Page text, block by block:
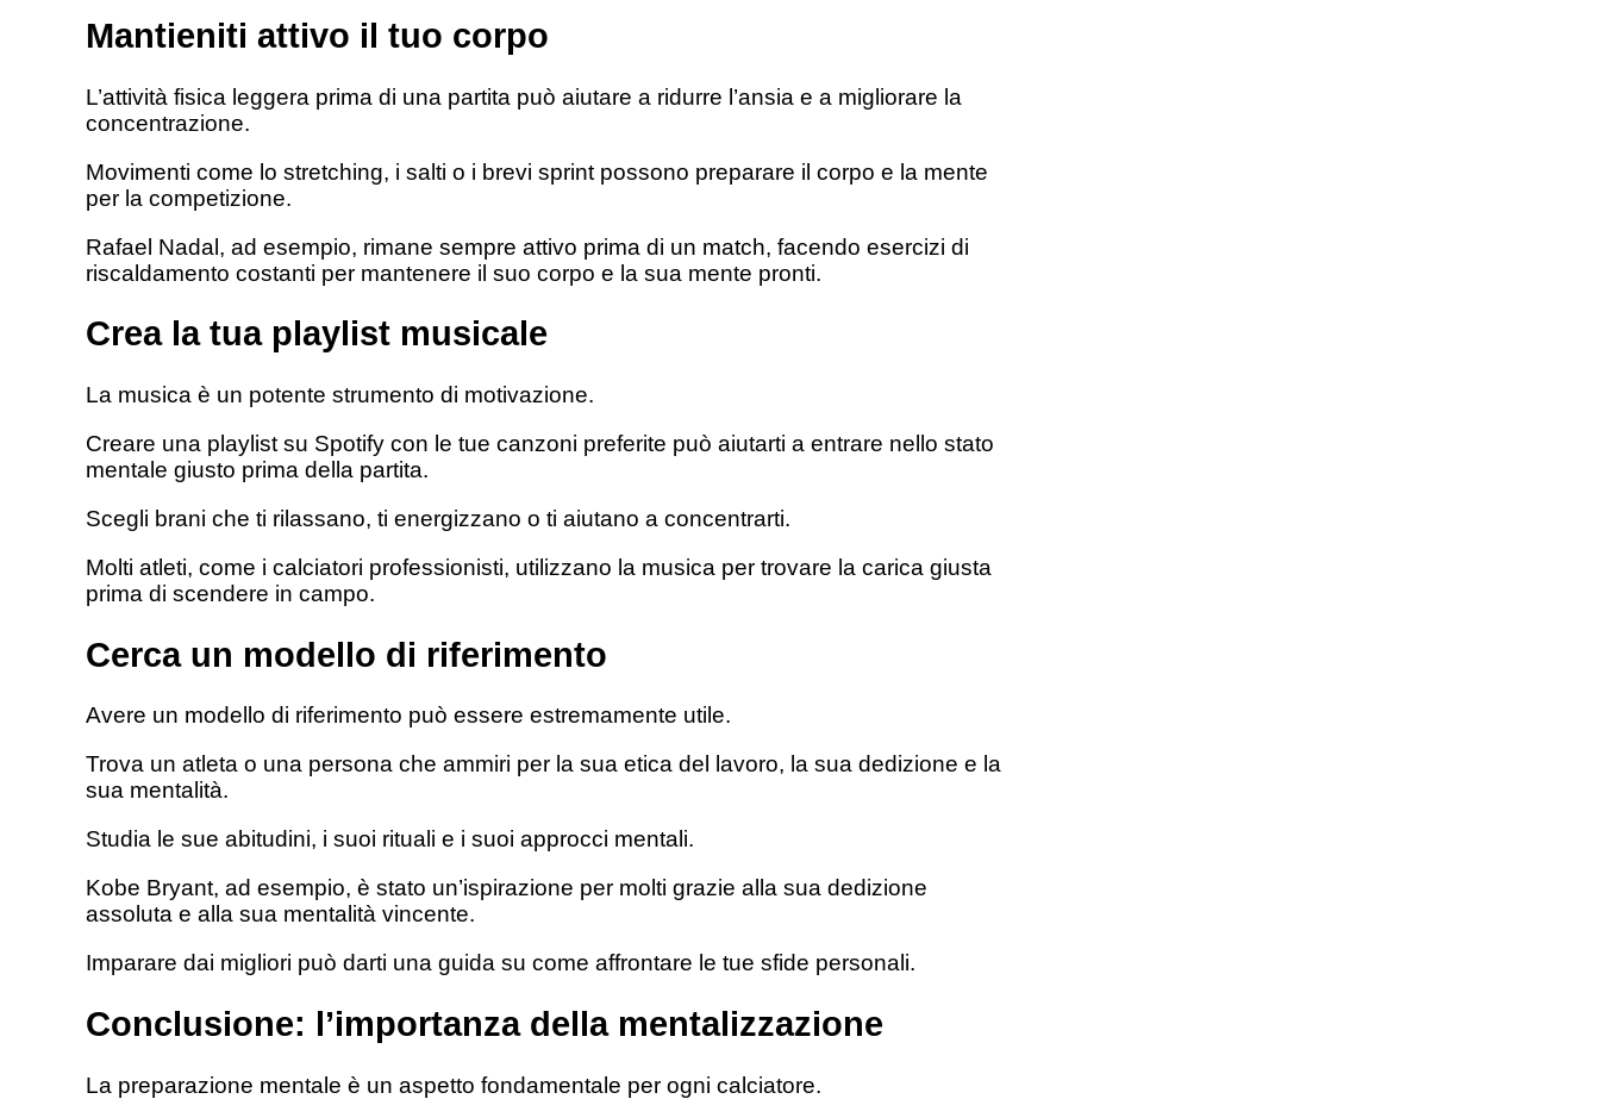
Mantieniti attivo il tuo corpo
L’attività fisica leggera prima di una partita può aiutare a ridurre l’ansia e a migliorare la
concentrazione.
Movimenti come lo stretching, i salti o i brevi sprint possono preparare il corpo e la mente
per la competizione.
Rafael Nadal, ad esempio, rimane sempre attivo prima di un match, facendo esercizi di
riscaldamento costanti per mantenere il suo corpo e la sua mente pronti.
Crea la tua playlist musicale
La musica è un potente strumento di motivazione.
Creare una playlist su Spotify con le tue canzoni preferite può aiutarti a entrare nello stato
mentale giusto prima della partita.
Scegli brani che ti rilassano, ti energizzano o ti aiutano a concentrarti.
Molti atleti, come i calciatori professionisti, utilizzano la musica per trovare la carica giusta
prima di scendere in campo.
Cerca un modello di riferimento
Avere un modello di riferimento può essere estremamente utile.
Trova un atleta o una persona che ammiri per la sua etica del lavoro, la sua dedizione e la
sua mentalità.
Studia le sue abitudini, i suoi rituali e i suoi approcci mentali.
Kobe Bryant, ad esempio, è stato un’ispirazione per molti grazie alla sua dedizione
assoluta e alla sua mentalità vincente.
Imparare dai migliori può darti una guida su come affrontare le tue sfide personali.
Conclusione: l’importanza della mentalizzazione
La preparazione mentale è un aspetto fondamentale per ogni calciatore.